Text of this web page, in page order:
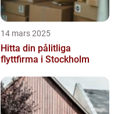
14 mars 2025
Hitta din pålitliga
flyttfirma i Stockholm